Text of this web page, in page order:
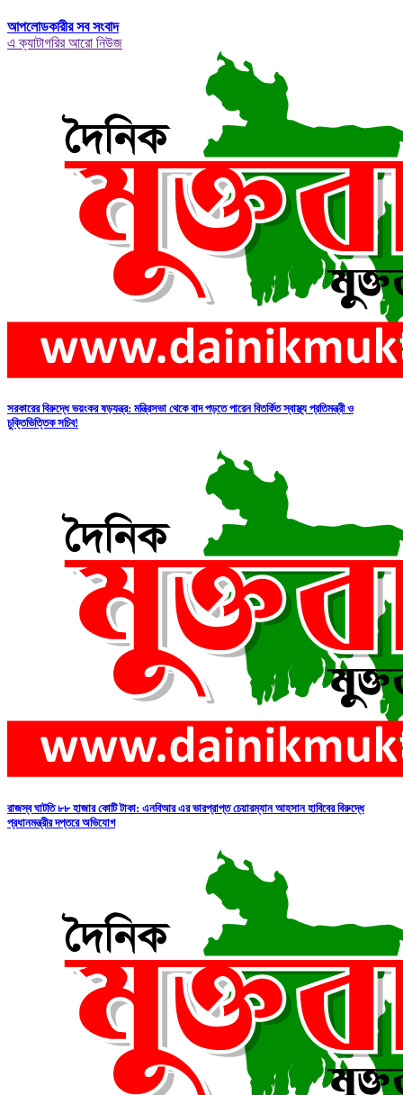
আপলোডকারীর সব সংবাদ
এ ক্যাটাগরির আরো নিউজ
সরকারের বিরুদ্ধে ভয়ংকর ষড়যন্ত্র: মন্ত্রিসভা থেকে বাদ পড়তে পারেন বিতর্কিত স্বাস্থ্য প্রতিমন্ত্রী ও
চুক্তিভিত্তিক সচিব!
রাজস্ব ঘাটতি ৮৮ হাজার কোটি টাকা: এনবিআর এর ভারপ্রাপ্ত চেয়ারম্যান আহসান হাবিবের বিরুদ্ধে
প্রধানমন্ত্রীর দপ্তরে অভিযোগ